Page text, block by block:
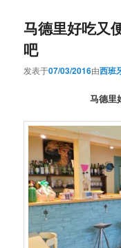
马德里好吃又
吧
发表于07/03/2016由西班
马德里